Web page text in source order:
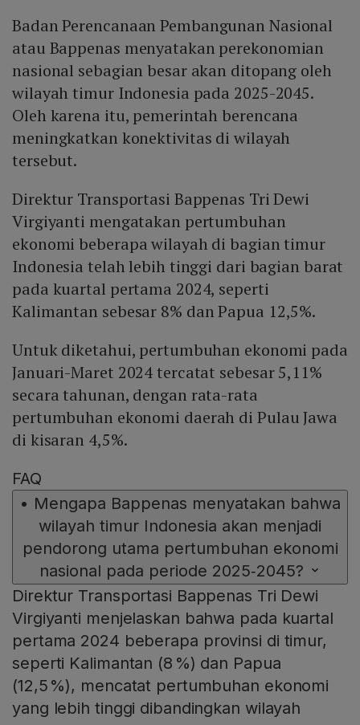
Badan Perencanaan Pembangunan Nasional
atau Bappenas menyatakan perekonomian
nasional sebagian besar akan ditopang oleh
wilayah timur Indonesia pada 2025-2045.
Oleh karena itu, pemerintah berencana
meningkatkan konektivitas di wilayah
tersebut.
Direktur Transportasi Bappenas Tri Dewi
Virgiyanti mengatakan pertumbuhan
ekonomi beberapa wilayah di bagian timur
Indonesia telah lebih tinggi dari bagian barat
pada kuartal pertama 2024, seperti
Kalimantan sebesar 8% dan Papua 12,5%.
Untuk diketahui, pertumbuhan ekonomi pada
Januari-Maret 2024 tercatat sebesar 5,11%
secara tahunan, dengan rata-rata
pertumbuhan ekonomi daerah di Pulau Jawa
di kisaran 4,5%.
FAQ
• Mengapa Bappenas menyatakan bahwa
wilayah timur Indonesia akan menjadi
pendorong utama pertumbuhan ekonomi
nasional pada periode 2025‑2045?
Direktur Transportasi Bappenas Tri Dewi
Virgiyanti menjelaskan bahwa pada kuartal
pertama 2024 beberapa provinsi di timur,
seperti Kalimantan (8 %) dan Papua
(12,5 %), mencatat pertumbuhan ekonomi
yang lebih tinggi dibandingkan wilayah